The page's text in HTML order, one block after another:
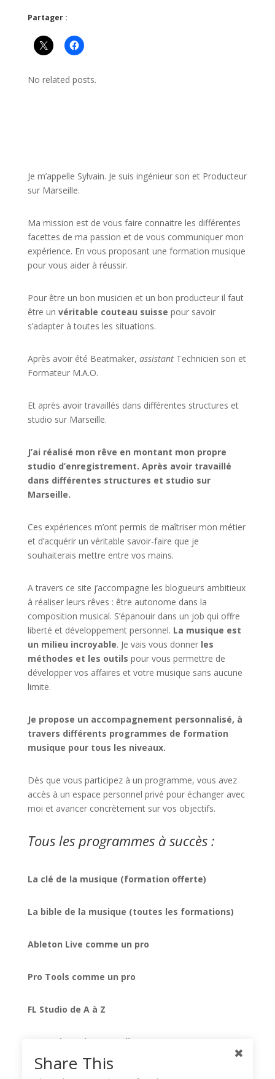
Partager :
No related posts.
Je m’appelle Sylvain. Je suis ingénieur son et Producteur
sur Marseille.
Ma mission est de vous faire connaitre les différentes
facettes de ma passion et de vous communiquer mon
expérience. En vous proposant une formation musique
pour vous aider à réussir.
Pour être un bon musicien et un bon producteur il faut
être un véritable couteau suisse pour savoir
s’adapter à toutes les situations.
Après avoir été Beatmaker, assistant Technicien son et
Formateur M.A.O.
Et après avoir travaillés dans différentes structures et
studio sur Marseille.
J’ai réalisé mon rêve en montant mon propre
studio d’enregistrement. Après avoir travaillé
dans différentes structures et studio sur
Marseille.
Ces expériences m’ont permis de maîtriser mon métier
et d’acquérir un véritable savoir-faire que je
souhaiterais mettre entre vos mains.
A travers ce site j’accompagne les blogueurs ambitieux
à réaliser leurs rêves : être autonome dans la
composition musical. S’épanouir dans un job qui offre
liberté et développement personnel. La musique est
un milieu incroyable. Je vais vous donner les
méthodes et les outils pour vous permettre de
développer vos affaires et votre musique sans aucune
limite.
Je propose un accompagnement personnalisé, à
travers différents programmes de formation
musique pour tous les niveaux.
Dès que vous participez à un programme, vous avez
accès à un espace personnel privé pour échanger avec
moi et avancer concrètement sur vos objectifs.
Tous les programmes à succès :
La clé de la musique (formation offerte)
La bible de la musique (toutes les formations)
Ableton Live comme un pro
Pro Tools comme un pro
FL Studio de A à Z
Formation mixage audio
Share This